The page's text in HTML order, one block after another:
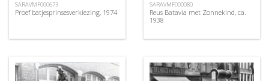
SARAVMF000673
Proef batjesprinsesverkiezing, 1974
SARAVMF000080
Reus Batavia met Zonnekind, ca.
1938